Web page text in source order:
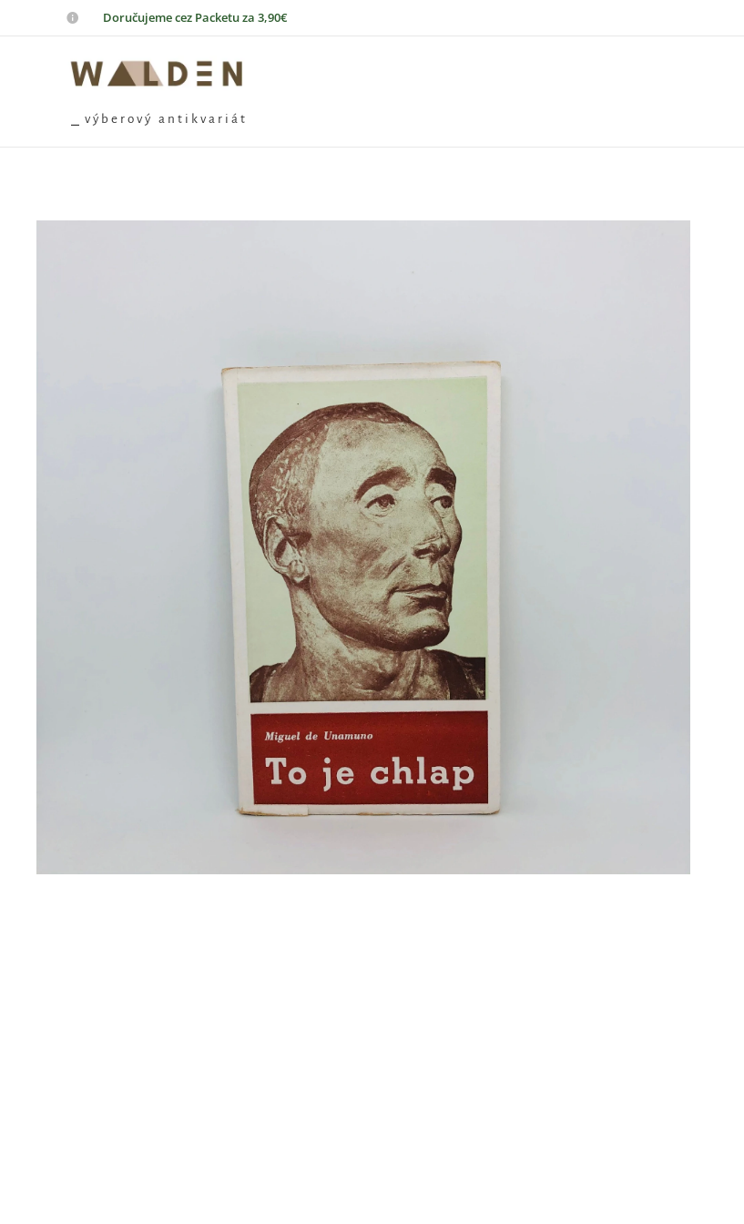
Doručujeme cez Packetu za 3,90€
⎯ v ý b e r o v ý a n t i k v a r i á t